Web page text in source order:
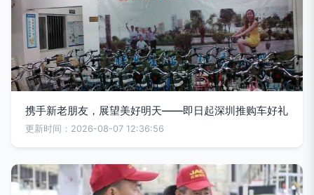
携手新老朋友，展望美好明天——即日起深圳推购车好礼
更新时间：2026-08-07 12:36:56